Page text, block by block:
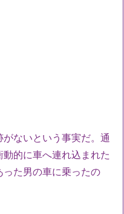
ないという事実だ。通
的に車へ連れ込まれた
た男の車に乗ったの